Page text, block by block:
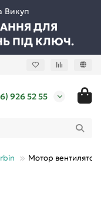
Викуп
ДЛЯ
ПІД КЛЮЧ.
926 52 55
Мотор